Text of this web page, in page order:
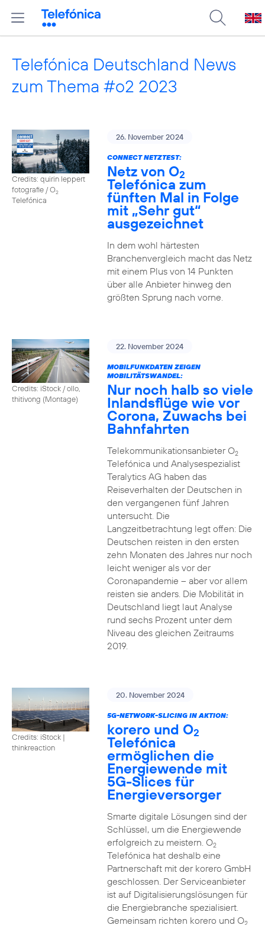
Telefónica Deutschland News
zum Thema #o2 2023
Credits: quirin leppert
fotografie / O2
Telefónica
26. November 2024
CONNECT NETZTEST:
Netz von O2
Telefónica zum
fünften Mal in Folge
mit „Sehr gut“
ausgezeichnet
In dem wohl härtesten
Branchenvergleich macht das Netz
mit einem Plus von 14 Punkten
über alle Anbieter hinweg den
größten Sprung nach vorne.
Credits: iStock / ollo,
thitivong (Montage)
22. November 2024
MOBILFUNKDATEN ZEIGEN
MOBILITÄTSWANDEL:
Nur noch halb so viele
Inlandsflüge wie vor
Corona, Zuwachs bei
Bahnfahrten
Telekommunikationsanbieter O2
Telefónica und Analysespezialist
Teralytics AG haben das
Reiseverhalten der Deutschen in
den vergangenen fünf Jahren
untersucht. Die
Langzeitbetrachtung legt offen: Die
Deutschen reisten in den ersten
zehn Monaten des Jahres nur noch
leicht weniger als vor der
Coronapandemie – aber vor allem
reisten sie anders. Die Mobilität in
Deutschland liegt laut Analyse
rund sechs Prozent unter dem
Niveau des gleichen Zeitraums
2019.
Credits: iStock |
thinkreaction
20. November 2024
5G-NETWORK-SLICING IN AKTION:
korero und O2
Telefónica
ermöglichen die
Energiewende mit
5G-Slices für
Energieversorger
Smarte digitale Lösungen sind der
Schlüssel, um die Energiewende
erfolgreich zu meistern. O2
Telefónica hat deshalb eine
Partnerschaft mit der korero GmbH
geschlossen. Der Serviceanbieter
ist auf Digitalisierungslösungen für
die Energiebranche spezialisiert.
Gemeinsam richten korero und O2